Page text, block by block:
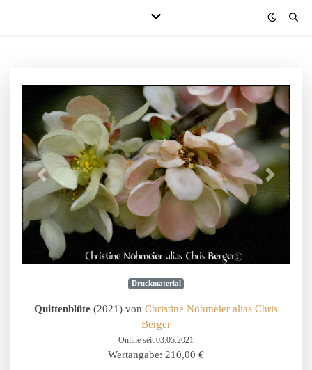
Druckmaterial
Quittenblüte (2021) von Christine Nöhmeier alias Chris
Berger
Online seit 03.05.2021
Wertangabe: 210,00 €